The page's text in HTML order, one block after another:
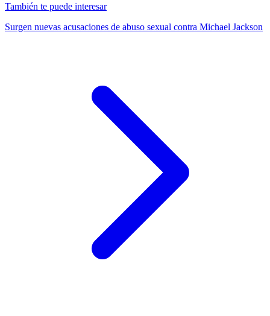
También te puede interesar
Surgen nuevas acusaciones de abuso sexual contra Michael Jackson